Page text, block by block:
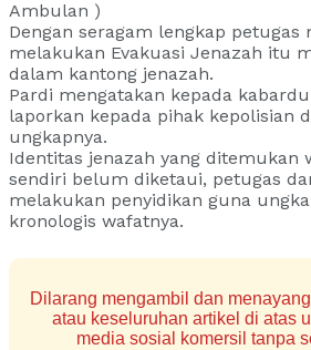
Ambulan )
Dengan seragam lengkap petugas
melakukan Evakuasi Jenazah itu
dalam kantong jenazah.
Pardi mengatakan kepada
laporkan kepada pihak kepolisian
ungkapnya.
Identitas jenazah yang ditemukan
sendiri belum diketaui, petugas
melakukan penyidikan guna
kronologis wafatnya.
Dilarang mengambil dan
atau keseluruhan artikel di atas
media sosial komersil tanpa